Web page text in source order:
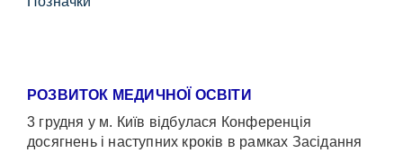
РОЗВИТОК МЕДИЧНОЇ ОСВІТИ
3 грудня у м. Київ відбулася Конференція
досягнень і наступних кроків в рамках Засідання